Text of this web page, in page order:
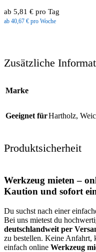
ab 5,81 € pro Tag
ab 40,67 € pro Woche
Zusätzliche
Marke
Geeignet fürHartholz,
Produktsicherheit
Werkzeug mieten –
Kaution und sofort
Du suchst nach einer
Bei uns mietest du
deutschlandweit per
zu bestellen. Keine Anfahrt,
einfach online Werkzeug